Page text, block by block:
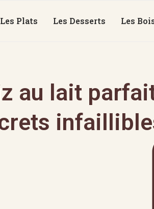
Les Plats Les Desserts Les
au lait